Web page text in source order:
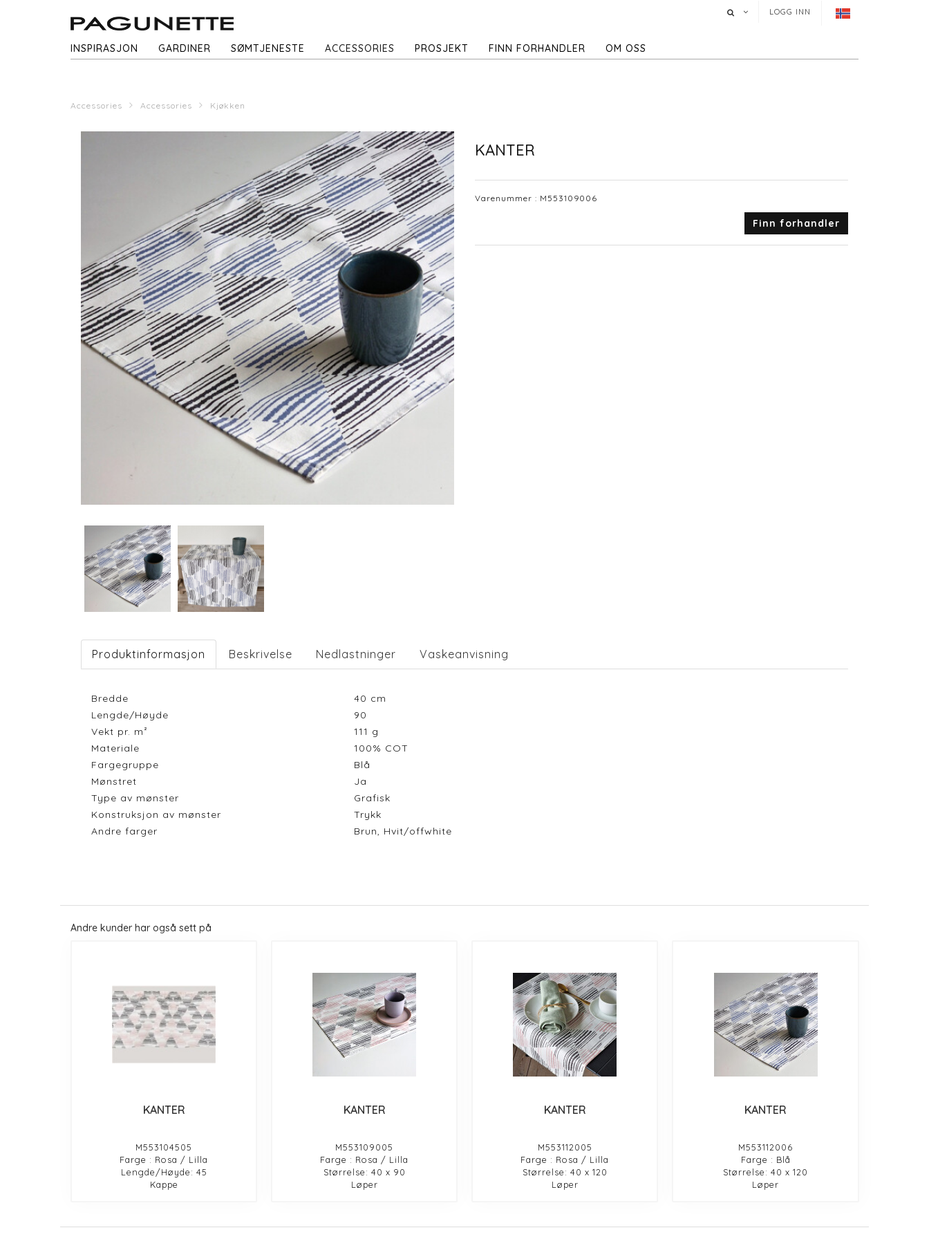
LOGG INN
INSPIRASJON GARDINER SØMTJENESTE ACCESSORIES PROSJEKT FINN FORHANDLER OM OSS
Accessories Accessories Kjøkken
KANTER
Varenummer : M553109006
Finn forhandler
Produktinformasjon Beskrivelse Nedlastninger Vaskeanvisning
Bredde 40 cm
Lengde/Høyde
90
Vekt pr. m²
111 g
Materiale
100% COT
Fargegruppe
Blå
Mønstret
Ja
Type av mønster
Grafisk
Konstruksjon av mønster
Trykk
Andre farger
Brun, Hvit/offwhite
Andre kunder har også sett på
KANTER
M553104505
Farge : Rosa / Lilla
Lengde/Høyde: 45
Kappe
KANTER
M553109005
Farge : Rosa / Lilla
Størrelse: 40 x 90
Løper
KANTER
M553112005
Farge : Rosa / Lilla
Størrelse: 40 x 120
Løper
KANTER
M553112006
Farge : Blå
Størrelse: 40 x 120
Løper